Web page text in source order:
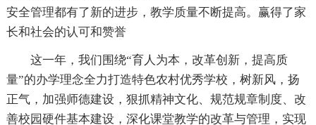
安全管理都有了新的进步，教学质量不断提高。赢得了家
长和社会的认可和赞誉
这一年，我们围绕“育人为本，改革创新，提高质
量”的办学理念全力打造特色农村优秀学校，树新风，扬
正气，加强师德建设，狠抓精神文化、规范规章制度、改
善校园硬件基本建设，深化课堂教学的改革与管理，实现